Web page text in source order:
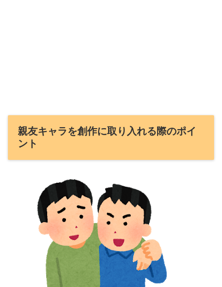
親友キャラを創作に取り入れる際のポイ
ント